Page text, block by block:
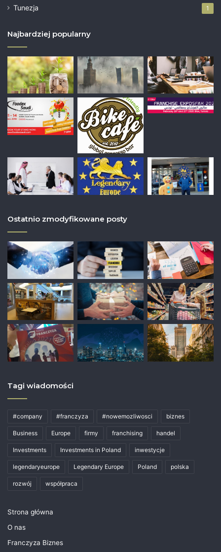
Tunezja 1
Najbardziej popularny
Ostatnio zmodyfikowane posty
Tagi wiadomości
#company #franczyza #nowemozliwosci biznes
Business Europe firmy franchising handel
Investments Investments in Poland inwestycje
legendaryeurope Legendary Europe Poland polska
rozwój współpraca
Strona główna
O nas
Franczyza Biznes